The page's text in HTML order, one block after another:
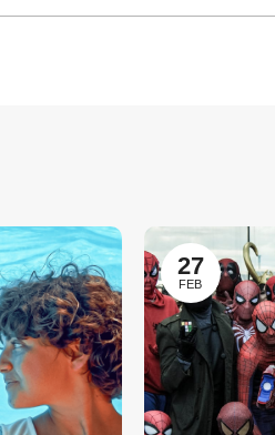
27
FEB